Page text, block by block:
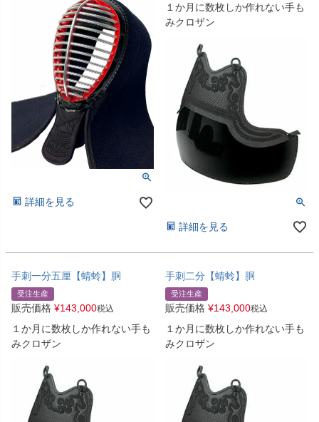
詳細を見る
１か月に数枚しか作れない手も
みクロザン
詳細を見る
手刺一分五厘【蜻蛉】胴
受注生産
販売価格 ¥143,000税込
１か月に数枚しか作れない手も
みクロザン
手刺二分【蜻蛉】胴
受注生産
販売価格 ¥143,000税込
１か月に数枚しか作れない手も
みクロザン